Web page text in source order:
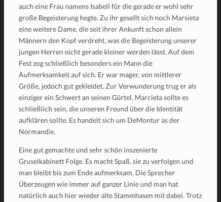
auch eine Frau namens Isabell für die gerade er wohl sehr
große Begeisterung hegte. Zu ihr gesellt sich noch Marsieta
eine weitere Dame, die seit ihrer Ankunft schon allein
Männern den Kopf verdreht, was die Begeisterung unserer
jungen Herren nicht gerade kleiner werden lässt. Auf dem
Fest zog schließlich besonders ein Mann die
Aufmerksamkeit auf sich. Er war mager, von mittlerer
Größe, jedoch gut gekleidet. Zur Verwunderung trug er als
einziger ein Schwert an seinen Gürtel. Marcieta sollte es
schließlich sein, die unseren Freund über die Identität
aufklären sollte. Es handelt sich um DeMontur as der
Normandie.
Eine gut gemachte und sehr schön inszenierte
Gruselkabinett Folge. Es macht Spaß, sie zu verfolgen und
man bleibt bis zum Ende aufmerksam. Die Sprecher
Überzeugen wie immer auf ganzer Linie und man hat
natürlich auch hier wieder alte Stammhasen mit dabei. Trotz